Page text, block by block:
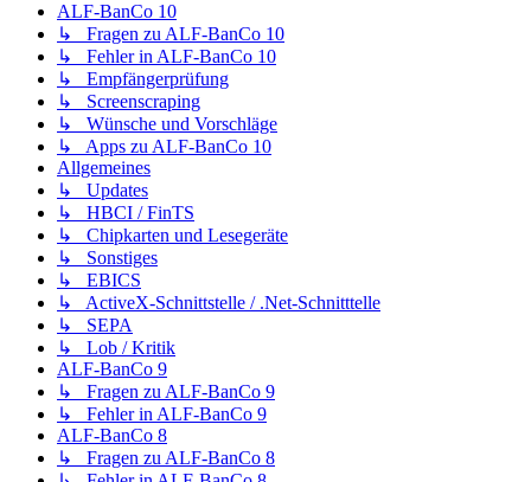
ALF-BanCo 10
↳ Fragen zu ALF-BanCo 10
↳ Fehler in ALF-BanCo 10
↳ Empfängerprüfung
↳ Screenscraping
↳ Wünsche und Vorschläge
↳ Apps zu ALF-BanCo 10
Allgemeines
↳ Updates
↳ HBCI / FinTS
↳ Chipkarten und Lesegeräte
↳ Sonstiges
↳ EBICS
↳ ActiveX-Schnittstelle / .Net-Schnitttelle
↳ SEPA
↳ Lob / Kritik
ALF-BanCo 9
↳ Fragen zu ALF-BanCo 9
↳ Fehler in ALF-BanCo 9
ALF-BanCo 8
↳ Fragen zu ALF-BanCo 8